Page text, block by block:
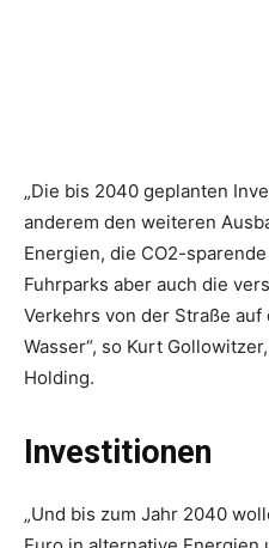
„Die bis 2040 geplanten
anderem den weiteren
Energien, die CO2-
Fuhrparks aber auch die
Verkehrs von der Straße auf
Wasser“, so Kurt
Holding.
Investitionen
„Und bis zum Jahr 2040